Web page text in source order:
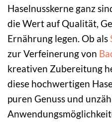
Haselnusskerne ganz
die Wert auf Qualität,
Ernährung legen. Ob als
zur Verfeinerung von
kreativen Zubereitung
diese hochwertigen
puren Genuss und